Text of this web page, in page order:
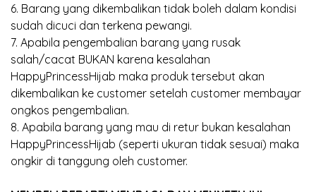
6. Barang yang dikembalikan tidak boleh dalam kondisi
sudah dicuci dan terkena pewangi.
7. Apabila pengembalian barang yang rusak
salah/cacat BUKAN karena kesalahan
HappyPrincessHijab maka produk tersebut akan
dikembalikan ke customer setelah customer membayar
ongkos pengembalian.
8. Apabila barang yang mau di retur bukan kesalahan
HappyPrincessHijab (seperti ukuran tidak sesuai) maka
ongkir di tanggung oleh customer.